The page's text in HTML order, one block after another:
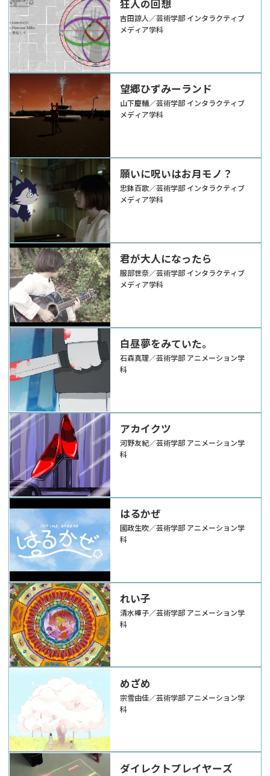
狂人の回想
吉田諒人／芸術学部 インタラクティブ
メディア学科
望郷ひずみーランド
山下慶輔／芸術学部 インタラクティブ
メディア学科
願いに呪いはお月モノ？
忠鉢百歌／芸術学部 インタラクティブ
メディア学科
君が大人になったら
服部世奈／芸術学部 インタラクティブ
メディア学科
白昼夢をみていた。
石森真理／芸術学部 アニメーション学
科
アカイクツ
河野友紀／芸術学部 アニメーション学
科
はるかぜ
國政生吹／芸術学部 アニメーション学
科
れい子
清水樺子／芸術学部 アニメーション学
科
めざめ
宗雪由佳／芸術学部 アニメーション学
科
ダイレクトプレイヤーズ